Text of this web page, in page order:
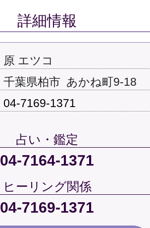
詳細情報
原 エツコ
千葉県柏市 あかね町9-18
04-7169-1371
占い・鑑定
04-7164-1371
ヒーリング関係
04-7169-1371